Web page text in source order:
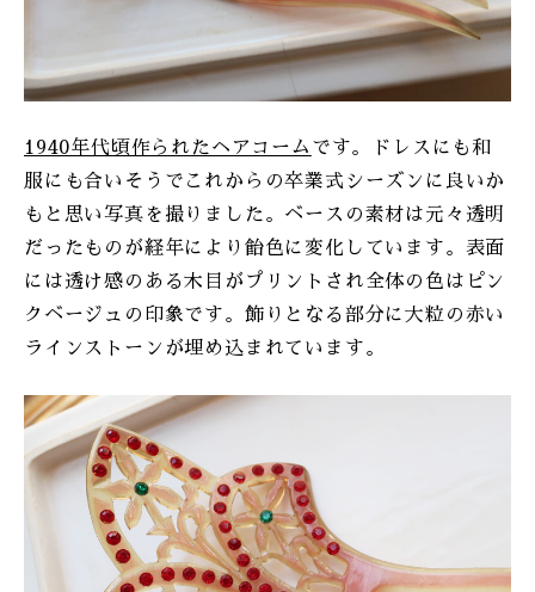
1940年代頃作られたヘアコーム です。ドレスにも和
服にも合いそうでこれからの卒業式シーズンに良いか
もと思い写真を撮りました。ベースの素材は元々透明
だったものが経年により飴色に変化しています。表面
には透け感のある木目がプリントされ全体の色はピン
クベージュの印象です。飾りとなる部分に大粒の赤い
ラインストーンが埋め込まれています。